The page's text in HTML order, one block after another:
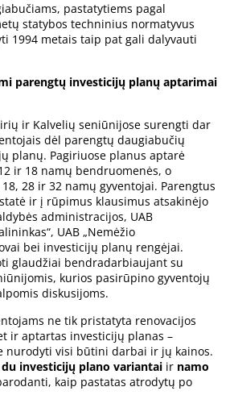
pastatytiems pagal
statybos techninius normatyvus
1994 metais taip pat gali dalyvauti
parengtų investicijų planų aptarimai
ir Kalvelių seniūnijose surengti dar
dėl parengtų daugiabučių
planų. Pagiriuose planus aptarė
ir 18 namų bendruomenės, o
28 ir 32 namų gyventojai. Parengtus
ir į rūpimus klausimus atsakinėjo
administracijos, UAB
UAB „Nemėžio
bei investicijų planų rengėjai.
glaudžiai bendradarbiaujant su
kurios pasirūpino gyventojų
diskusijoms.
ne tik pristatyta renovacijos
ir aptartas investicijų planas –
nurodyti visi būtini darbai ir jų kainos.
du investicijų plano variantai ir namo
kaip pastatas atrodytų po